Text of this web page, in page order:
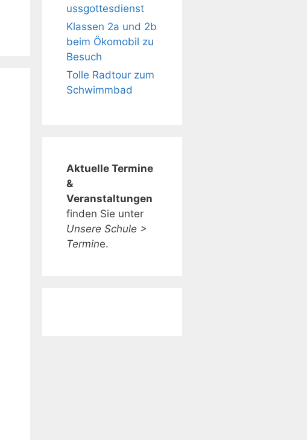
ussgottesdienst
Klassen 2a und 2b
beim Ökomobil zu
Besuch
Tolle Radtour zum
Schwimmbad
Aktuelle Termine
&
Veranstaltungen
finden Sie unter
Unsere Schule >
Termine.